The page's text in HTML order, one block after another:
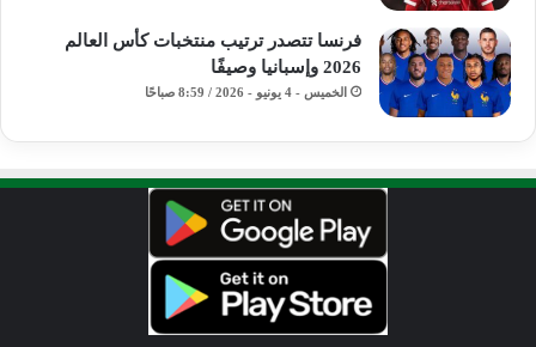
فرنسا تتصدر ترتيب منتخبات كأس العالم
2026 وإسبانيا وصيفًا
الخميس - 4 يونيو - 2026 / 8:59 صباحًا